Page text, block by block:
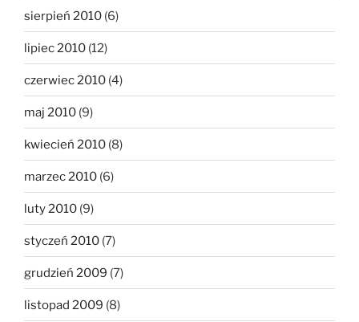
sierpień 2010 (6)
lipiec 2010 (12)
czerwiec 2010 (4)
maj 2010 (9)
kwiecień 2010 (8)
marzec 2010 (6)
luty 2010 (9)
styczeń 2010 (7)
grudzień 2009 (7)
listopad 2009 (8)